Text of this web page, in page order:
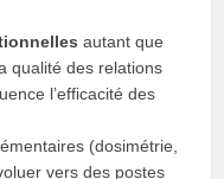
autant que
qualité des relations
l’efficacité des
(dosimétrie,
vers des postes